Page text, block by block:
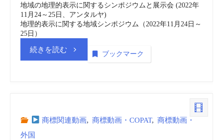
動
画
(embedded)
地域の地理的表示に関するシンポジウムと展示会 (2022年
11月24～25日、アンタルヤ)
地理的表示に関する地域シンポジウム（2022年11月24日～
25日）
続きを読む“ア
バ
ブックマーク
商標関連動画, 商標動画・COPAT, 商標動画・
外国